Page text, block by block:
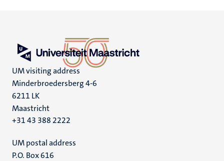
UM visiting address
Minderbroedersberg 4-6
6211 LK
Maastricht
+31 43 388 2222
UM postal address
P.O. Box 616